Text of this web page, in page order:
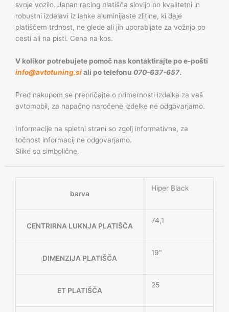
svoje vozilo. Japan racing platišča slovijo po kvalitetni in
robustni izdelavi iz lahke aluminijaste zlitine, ki daje
platiščem trdnost, ne glede ali jih uporabljate za vožnjo po
cesti ali na pisti. Cena na kos.
V kolikor potrebujete pomoč nas kontaktirajte po e-pošti
info@avtotuning.siali po telefonu 070-637-657.
Pred nakupom se prepričajte o primernosti izdelka za vaš
avtomobil, za napačno naročene izdelke ne odgovarjamo.
Informacije na spletni strani so zgolj informativne, za
točnost informacij ne odgovarjamo.
Slike so simbolične.
barva
Hiper Black
CENTRIRNA LUKNJA PLATIŠČA
74,1
DIMENZIJA PLATIŠČA
19"
ET PLATIŠČA
25